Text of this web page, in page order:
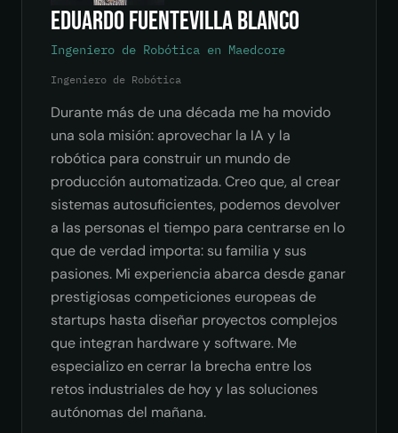
Eduardo Fuentevilla Blanco
Ingeniero de Robótica en Maedcore
Ingeniero de Robótica
Durante más de una década me ha movido
una sola misión: aprovechar la IA y la
robótica para construir un mundo de
producción automatizada. Creo que, al crear
sistemas autosuficientes, podemos devolver
a las personas el tiempo para centrarse en lo
que de verdad importa: su familia y sus
pasiones. Mi experiencia abarca desde ganar
prestigiosas competiciones europeas de
startups hasta diseñar proyectos complejos
que integran hardware y software. Me
especializo en cerrar la brecha entre los
retos industriales de hoy y las soluciones
autónomas del mañana.